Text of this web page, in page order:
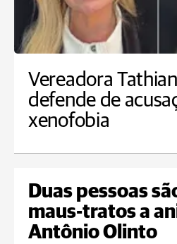
Vereadora
defende de
xenofobia
Duas pessoas
maus-tratos a
Antônio Olinto